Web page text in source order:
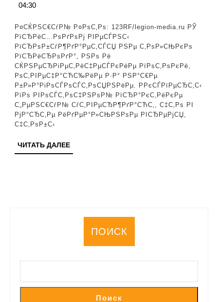
СЌРєСЃРїРµСЂС‚
РїРѕ
С„РµРЅС€СѓР№
С‡С‚Рѕ
РЅСѓР¶РЅРѕ
СЃРґРµР»Р°С‚СЊ
04:30
Р¤СЌРЅС€СѓР№ Р¤РѕС‚Рѕ: 123RF/legion-media.ru РЎ
РїСЂРёС…РѕРґРѕРј РІРµСЃРЅС‹
РїСЂРѕР±СѓР¶РґР°РµС‚СЃСЏ РЅРµ С‚РѕР»СЊРєРѕ
РїСЂРёСЂРѕРґР°, РЅРѕ Рё
СЌРЅРµСЂРіРµС‚РёС‡РµСЃРєРёРµ РїРѕС‚РѕРєРё,
РѕС‚РІРµС‡Р°СЋС‰РёРµ Р·Р° РЅР°С€Рµ
Р±Р»Р°РіРѕСЃРѕСЃС‚РѕСЏРЅРёРµ. Р­РєСЃРїРµСЂС‚С‹
РїРѕ РІРѕСЃС‚РѕС‡РЅРѕР№ РїСЂР°РєС‚РёРєРµ
С„РµРЅС€СѓР№ СѓС‚РІРµСЂР¶РґР°СЋС‚, С‡С‚Рѕ РІ
РјР°СЂС‚Рµ РёРґРµР°Р»СЊРЅРѕРµ РІСЂРµРјСЏ,
С‡С‚РѕР±С‹
ЧИТАТЬ ДАЛЕЕЧИТАТЬ
ДАЛЕЕ
ПОИСК
Поиск